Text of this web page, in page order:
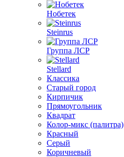
Нобетек
Steinrus
Группа ЛСР
Stellard
Классика
Старый город
Кирпичик
Прямоугольник
Квадрат
Колор-микс (палитра)
Красный
Серый
Коричневый